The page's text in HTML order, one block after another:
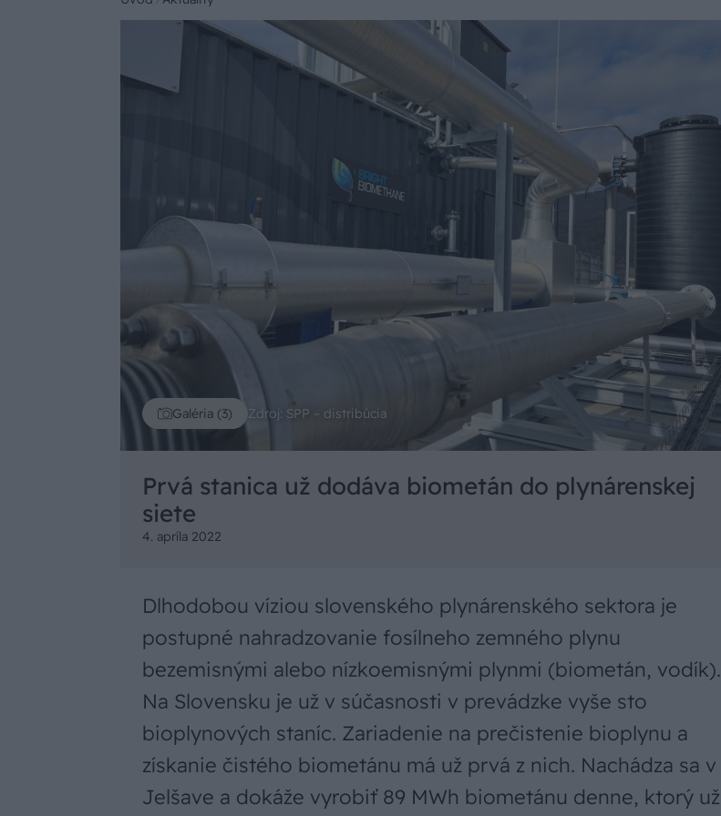
Galéria (3) Zdroj: SPP – distribúcia
Prvá stanica už dodáva biometán do plynárenskej
siete
4. apríla 2022
Dlhodobou víziou slovenského plynárenského sektora je
postupné nahradzovanie fosílneho zemného plynu
bezemisnými alebo nízkoemisnými plynmi (biometán, vodík).
Na Slovensku je už v súčasnosti v prevádzke vyše sto
bioplynových staníc. Zariadenie na prečistenie bioplynu a
získanie čistého biometánu má už prvá z nich. Nachádza sa v
Jelšave a dokáže vyrobiť 89 MWh biometánu denne, ktorý už